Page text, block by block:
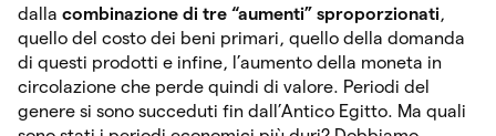
dalla combinazione di tre “aumenti” sproporzionati,
quello del costo dei beni primari, quello della domanda
di questi prodotti e infine, l’aumento della moneta in
circolazione che perde quindi di valore. Periodi del
genere si sono succeduti fin dall’Antico Egitto. Ma quali